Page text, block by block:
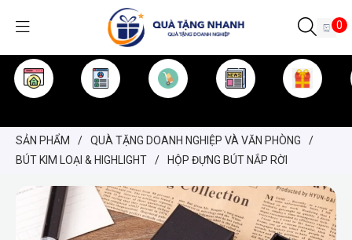
0
SẢN PHẨM / QUÀ TẶNG DOANH NGHIỆP VÀ VĂN PHÒNG
/
BÚT KIM LOẠI & HIGHLIGHT
/ HỘP ĐỰNG BÚT NẮP RỜI